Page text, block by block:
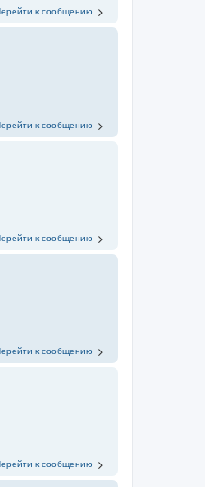
к сообщению
к сообщению
к сообщению
к сообщению
к сообщению